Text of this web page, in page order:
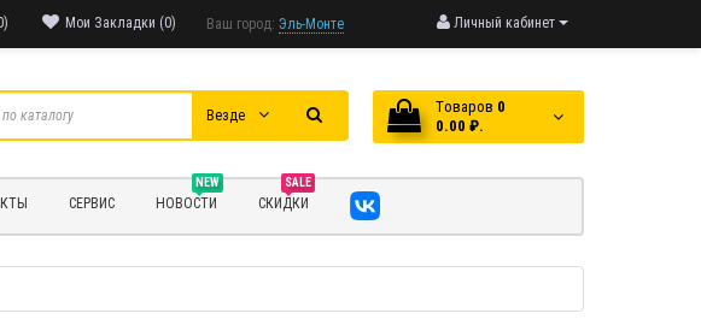
Личный кабинет
Ваш город: Эль-Монте
Мои Закладки (0)
Везде Tоваров 0
0.00 ₽.
СЕРВИС
NEW
НОВОСТИ
SALE
СКИДКИ